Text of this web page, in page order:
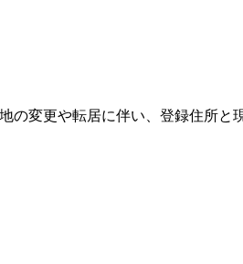
の変更や転居に伴い、登録住所と